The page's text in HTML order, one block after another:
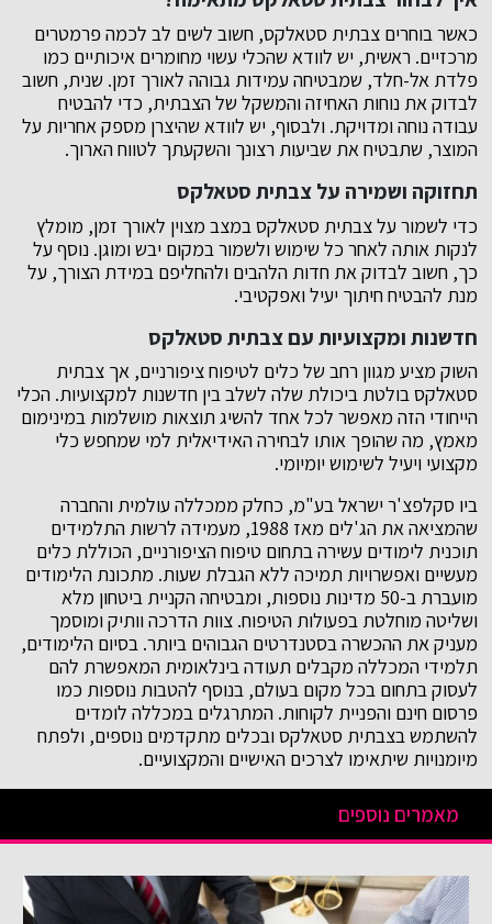
כאשר בוחרים צבתית סטאלקס, חשוב לשים לב לכמה פרמטרים
מרכזיים. ראשית, יש לוודא שהכלי עשוי מחומרים איכותיים כמו
פלדת אל-חלד, שמבטיחה עמידות גבוהה לאורך זמן. שנית, חשוב
לבדוק את נוחות האחיזה והמשקל של הצבתית, כדי להבטיח
עבודה נוחה ומדויקת. ולבסוף, יש לוודא שהיצרן מספק אחריות על
המוצר, שתבטיח את שביעות רצונך והשקעתך לטווח הארוך.
תחזוקה ושמירה על צבתית סטאלקס
כדי לשמור על צבתית סטאלקס במצב מצוין לאורך זמן, מומלץ
לנקות אותה לאחר כל שימוש ולשמור במקום יבש ומוגן. נוסף על
כך, חשוב לבדוק את חדות הלהבים ולהחליפם במידת הצורך, על
מנת להבטיח חיתוך יעיל ואפקטיבי.
חדשנות ומקצועיות עם צבתית סטאלקס
השוק מציע מגוון רחב של כלים לטיפוח ציפורניים, אך צבתית
סטאלקס בולטת ביכולת שלה לשלב בין חדשנות למקצועיות. הכלי
הייחודי הזה מאפשר לכל אחד להשיג תוצאות מושלמות במינימום
מאמץ, מה שהופך אותו לבחירה האידיאלית למי שמחפש כלי
מקצועי ויעיל לשימוש יומיומי.
ביו סקלפצ'ר ישראל בע"מ, כחלק ממכללה עולמית והחברה
שהמציאה את הג'לים מאז 1988, מעמידה לרשות התלמידים
תוכנית לימודים עשירה בתחום טיפוח הציפורניים, הכוללת כלים
מעשיים ואפשרויות תמיכה ללא הגבלת שעות. מתכונת הלימודים
מועברת ב-50 מדינות נוספות, ומבטיחה הקניית ביטחון מלא
ושליטה מוחלטת בפעולות הטיפוח. צוות הדרכה וותיק ומוסמך
מעניק את ההכשרה בסטנדרטים הגבוהים ביותר. בסיום הלימודים,
תלמידי המכללה מקבלים תעודה בינלאומית המאפשרת להם
לעסוק בתחום בכל מקום בעולם, בנוסף להטבות נוספות כמו
פרסום חינם והפניית לקוחות. המתרגלים במכללה לומדים
להשתמש בצבתית סטאלקס ובכלים מתקדמים נוספים, ולפתח
מיומנויות שיתאימו לצרכים האישיים והמקצועיים.
מאמרים נוספים